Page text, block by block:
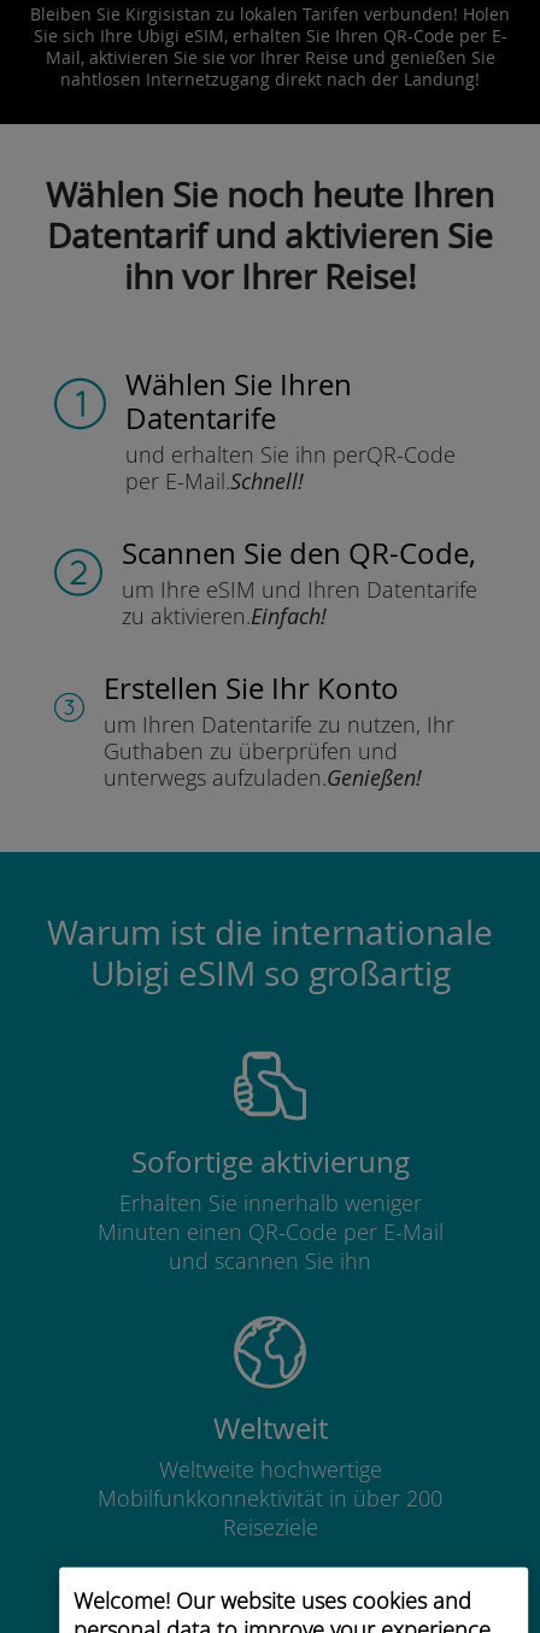
Welcome! Our website uses cookies and
Bleiben Sie Kirgisistan zu lokalen Tarifen verbunden! Holen
Sie sich Ihre Ubigi eSIM, erhalten Sie Ihren QR-Code per E-
Mail, aktivieren Sie sie vor Ihrer Reise und genießen Sie
nahtlosen Internetzugang direkt nach der Landung!
Wählen Sie noch heute Ihren
Datentarif und aktivieren Sie
ihn vor Ihrer Reise!
Wählen Sie Ihren
Datentarife
und erhalten Sie ihn perQR-Code
per E-Mail.Schnell!
Scannen Sie den QR-Code,
um Ihre eSIM und Ihren Datentarife
zu aktivieren.Einfach!
Erstellen Sie Ihr Konto
um Ihren Datentarife zu nutzen, Ihr
Guthaben zu überprüfen und
unterwegs aufzuladen.Genießen!
Warum ist die internationale
Ubigi eSIM so großartig
Sofortige aktivierung
Erhalten Sie innerhalb weniger
Minuten einen QR-Code per E-Mail
und scannen Sie ihn
Weltweit
Weltweite hochwertige
Mobilfunkkonnektivität in über 200
Reiseziele